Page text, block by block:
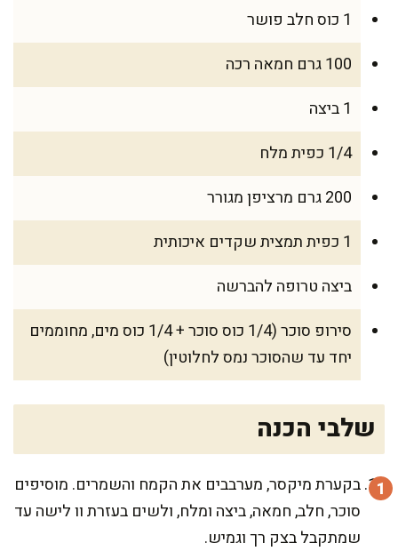
1 כוס חלב פושר
100 גרם חמאה רכה
1 ביצה
1/4 כפית מלח
200 גרם מרציפן מגורר
1 כפית תמצית שקדים איכותית
ביצה טרופה להברשה
סירופ סוכר (1/4 כוס סוכר + 1/4 כוס מים, מחוממים
יחד עד שהסוכר נמס לחלוטין)
שלבי הכנה
בקערת מיקסר, מערבבים את הקמח והשמרים. מוסיפים
סוכר, חלב, חמאה, ביצה ומלח, ולשים בעזרת וו לישה עד
שמתקבל בצק רך וגמיש.